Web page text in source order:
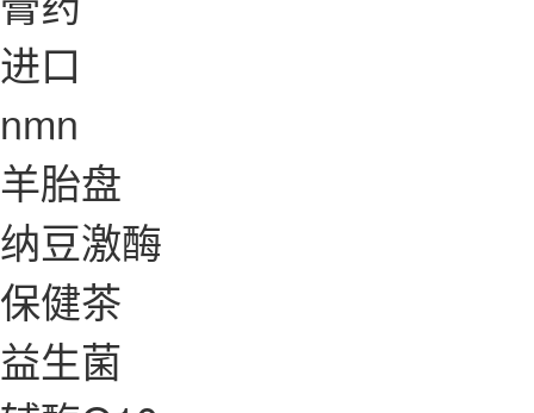
进口
nmn
羊胎盘
纳豆激酶
保健茶
益生菌